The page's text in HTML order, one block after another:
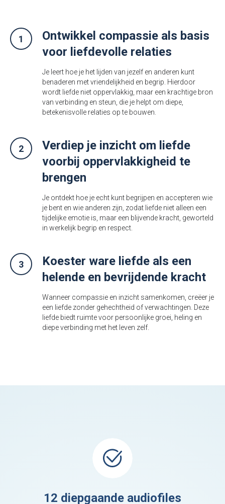
⁠Ontwikkel compassie als basis
voor liefdevolle relaties
Je leert hoe je het lijden van jezelf en anderen kunt
benaderen met vriendelijkheid en begrip. Hierdoor
wordt liefde niet oppervlakkig, maar een krachtige bron
van verbinding en steun, die je helpt om diepe,
betekenisvolle relaties op te bouwen.
⁠Verdiep je inzicht om liefde
voorbij oppervlakkigheid te
brengen
Je ontdekt hoe je echt kunt begrijpen en accepteren wie
je bent en wie anderen zijn, zodat liefde niet alleen een
tijdelijke emotie is, maar een blijvende kracht, geworteld
in werkelijk begrip en respect.
Koester ware liefde als een
helende en bevrijdende kracht
Wanneer compassie en inzicht samenkomen, creëer je
een liefde zonder gehechtheid of verwachtingen. Deze
liefde biedt ruimte voor persoonlijke groei, heling en
diepe verbinding met het leven zelf.
12 diepgaande audiofiles